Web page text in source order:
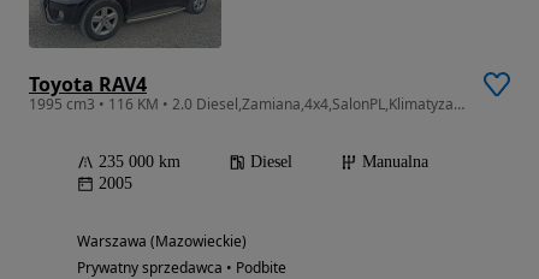
Toyota RAV4
1995 cm3 • 116 KM • 2.0 Diesel,Zamiana,4x4,SalonPL,Klimatyzacja,Wwa,KOMIS GREEN LIGHT
235 000 km Diesel
Manualna
2005
Warszawa (Mazowieckie)
Prywatny sprzedawca • Podbite